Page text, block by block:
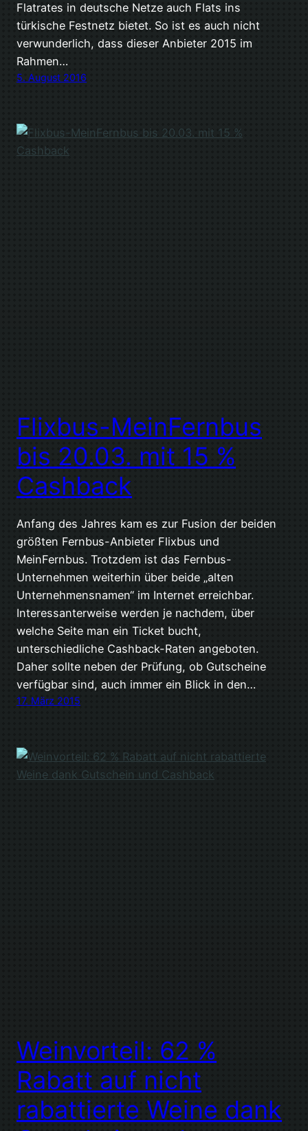
Flatrates in deutsche Netze auch Flats ins
türkische Festnetz bietet. So ist es auch nicht
verwunderlich, dass dieser Anbieter 2015 im
Rahmen…
5. August 2016
Flixbus-MeinFernbus
bis 20.03. mit 15 %
Cashback
Anfang des Jahres kam es zur Fusion der beiden
größten Fernbus-Anbieter Flixbus und
MeinFernbus. Trotzdem ist das Fernbus-
Unternehmen weiterhin über beide „alten
Unternehmensnamen“ im Internet erreichbar.
Interessanterweise werden je nachdem, über
welche Seite man ein Ticket bucht,
unterschiedliche Cashback-Raten angeboten.
Daher sollte neben der Prüfung, ob Gutscheine
verfügbar sind, auch immer ein Blick in den…
17. März 2015
Weinvorteil: 62 %
Rabatt auf nicht
rabattierte Weine dank